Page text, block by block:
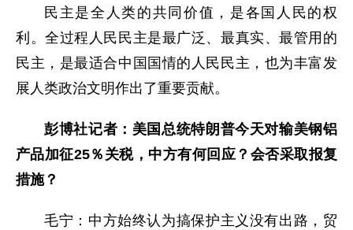
民主是全人类的共同价值，是各国人民的权
利。全过程人民民主是最广泛、最真实、最管用的
民主，是最适合中国国情的人民民主，也为丰富发
展人类政治文明作出了重要贡献。
彭博社记者：美国总统特朗普今天对输美钢铝
产品加征25％关税，中方有何回应？会否采取报复
措施？
毛宁：中方始终认为搞保护主义没有出路，贸